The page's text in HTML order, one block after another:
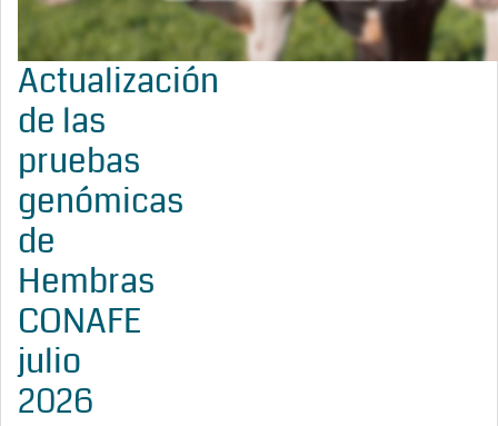
Actualización
de las
pruebas
genómicas
de
Hembras
CONAFE
julio
2026